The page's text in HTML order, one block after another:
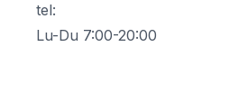
tel:
Lu-Du 7:00-20:00